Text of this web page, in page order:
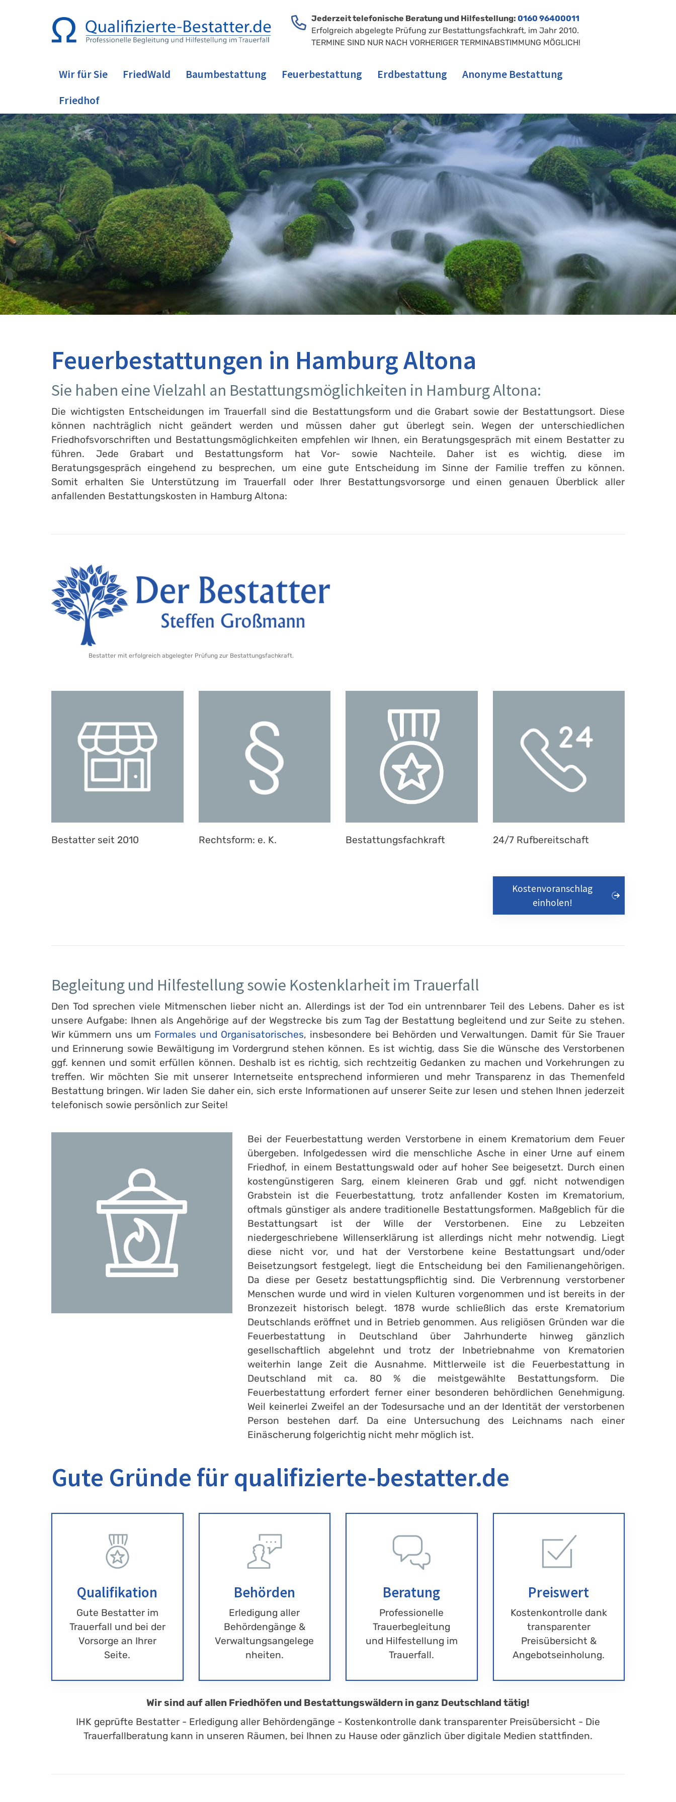
Jederzeit telefonische Beratung und Hilfestellung: 0160 96400011
Erfolgreich abgelegte Prüfung zur Bestattungsfachkraft, im Jahr 2010.
TERMINE SIND NUR NACH VORHERIGER TERMINABSTIMMUNG MÖGLICH!
Wir für Sie FriedWald Baumbestattung Feuerbestattung Erdbestattung
Anonyme Bestattung
Friedhof
Feuerbestattungen in Hamburg Altona
Sie haben eine Vielzahl an Bestattungsmöglichkeiten in Hamburg Altona:
Die wichtigsten Entscheidungen im Trauerfall sind die Bestattungsform und die Grabart sowie der Bestattungsort. Diese
können nachträglich nicht geändert werden und müssen daher gut überlegt sein. Wegen der unterschiedlichen
Friedhofsvorschriften und Bestattungsmöglichkeiten empfehlen wir Ihnen, ein Beratungsgespräch mit einem Bestatter zu
führen. Jede Grabart und Bestattungsform hat Vor- sowie Nachteile. Daher ist es wichtig, diese im
Beratungsgespräch eingehend zu besprechen, um eine gute Entscheidung im Sinne der Familie treffen zu können.
Somit erhalten Sie Unterstützung im Trauerfall oder Ihrer Bestattungsvorsorge und einen genauen Überblick aller
anfallenden Bestattungskosten in Hamburg Altona:
Bestatter mit erfolgreich abgelegter Prüfung zur Bestattungsfachkraft.
Bestatter seit 2010 Rechtsform: e. K. Bestattungsfachkraft 24/7 Rufbereitschaft
Kostenvoranschlag
einholen!
Begleitung und Hilfestellung sowie Kostenklarheit im Trauerfall
Den Tod sprechen viele Mitmenschen lieber nicht an. Allerdings ist der Tod ein untrennbarer Teil des Lebens. Daher es ist
unsere Aufgabe: Ihnen als Angehörige auf der Wegstrecke bis zum Tag der Bestattung begleitend und zur Seite zu stehen.
Wir kümmern uns um Formales und Organisatorisches, insbesondere bei Behörden und Verwaltungen. Damit für Sie Trauer
und Erinnerung sowie Bewältigung im Vordergrund stehen können. Es ist wichtig, dass Sie die Wünsche des Verstorbenen
ggf. kennen und somit erfüllen können. Deshalb ist es richtig, sich rechtzeitig Gedanken zu machen und Vorkehrungen zu
treffen. Wir möchten Sie mit unserer Internetseite entsprechend informieren und mehr Transparenz in das Themenfeld
Bestattung bringen. Wir laden Sie daher ein, sich erste Informationen auf unserer Seite zur lesen und stehen Ihnen jederzeit
telefonisch sowie persönlich zur Seite!
Bei der Feuerbestattung werden Verstorbene in einem Krematorium dem Feuer
übergeben. Infolgedessen wird die menschliche Asche in einer Urne auf einem
Friedhof, in einem Bestattungswald oder auf hoher See beigesetzt. Durch einen
kostengünstigeren Sarg, einem kleineren Grab und ggf. nicht notwendigen
Grabstein ist die Feuerbestattung, trotz anfallender Kosten im Krematorium,
oftmals günstiger als andere traditionelle Bestattungsformen. Maßgeblich für die
Bestattungsart ist der Wille der Verstorbenen. Eine zu Lebzeiten
niedergeschriebene Willenserklärung ist allerdings nicht mehr notwendig. Liegt
diese nicht vor, und hat der Verstorbene keine Bestattungsart und/oder
Beisetzungsort festgelegt, liegt die Entscheidung bei den Familienangehörigen.
Da diese per Gesetz bestattungspflichtig sind. Die Verbrennung verstorbener
Menschen wurde und wird in vielen Kulturen vorgenommen und ist bereits in der
Bronzezeit historisch belegt. 1878 wurde schließlich das erste Krematorium
Deutschlands eröffnet und in Betrieb genommen. Aus religiösen Gründen war die
Feuerbestattung in Deutschland über Jahrhunderte hinweg gänzlich
gesellschaftlich abgelehnt und trotz der Inbetriebnahme von Krematorien
weiterhin lange Zeit die Ausnahme. Mittlerweile ist die Feuerbestattung in
Deutschland mit ca. 80 % die meistgewählte Bestattungsform. Die
Feuerbestattung erfordert ferner einer besonderen behördlichen Genehmigung.
Weil keinerlei Zweifel an der Todesursache und an der Identität der verstorbenen
Person bestehen darf. Da eine Untersuchung des Leichnams nach einer
Einäscherung folgerichtig nicht mehr möglich ist.
Gute Gründe für qualifizierte-bestatter.de
Qualifikation
Gute Bestatter im
Trauerfall und bei der
Vorsorge an Ihrer
Seite.
Behörden
Erledigung aller
Behördengänge &
Verwaltungsangelege
nheiten.
Beratung
Professionelle
Trauerbegleitung
und Hilfestellung im
Trauerfall.
Preiswert
Kostenkontrolle dank
transparenter
Preisübersicht &
Angebotseinholung.
Wir sind auf allen Friedhöfen und Bestattungswäldern in ganz Deutschland tätig!
IHK geprüfte Bestatter - Erledigung aller Behördengänge - Kostenkontrolle dank transparenter Preisübersicht - Die
Trauerfallberatung kann in unseren Räumen, bei Ihnen zu Hause oder gänzlich über digitale Medien stattfinden.